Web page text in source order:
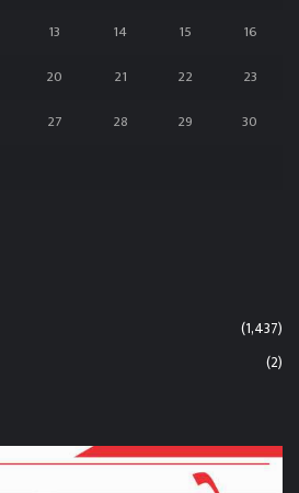
13 14 15
16
20 21 22
23
27 28 29
30
(1,437)
(2)